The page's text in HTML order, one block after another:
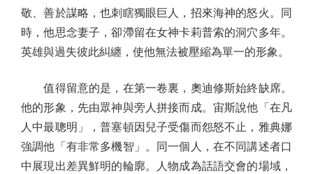
敬、善於謀略，也刺瞎獨眼巨人，招來海神的怒火。同
時，他思念妻子，卻滯留在女神卡莉普索的洞穴多年。
英雄與過失彼此糾纏，使他無法被壓縮為單一的形象。
值得留意的是，在第一卷裏，奧迪修斯始終缺席。
他的形象，先由眾神與旁人拼接而成。宙斯說他「在凡
人中最聰明」，普塞頓因兒子受傷而怨怒不止，雅典娜
強調他「有非常多機智」。同一個人，在不同講述者口
中展現出差異鮮明的輪廓。人物成為話語交會的場域，